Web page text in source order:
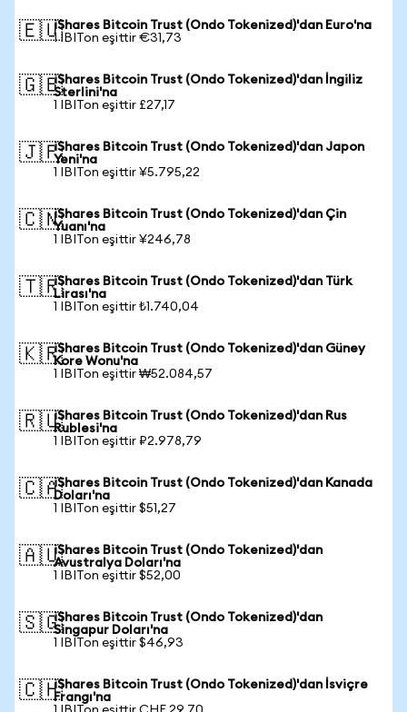
🇪🇺iShares Bitcoin Trust (Ondo Tokenized)'dan Euro'na
1 IBITon eşittir €31,73
🇬🇧iShares Bitcoin Trust (Ondo Tokenized)'dan İngiliz
Sterlini'na
1 IBITon eşittir £27,17
🇯🇵iShares Bitcoin Trust (Ondo Tokenized)'dan Japon
Yeni'na
1 IBITon eşittir ¥5.795,22
🇨🇳iShares Bitcoin Trust (Ondo Tokenized)'dan Çin
Yuanı'na
1 IBITon eşittir ¥246,78
🇹🇷iShares Bitcoin Trust (Ondo Tokenized)'dan Türk
Lirası'na
1 IBITon eşittir ₺1.740,04
🇰🇷iShares Bitcoin Trust (Ondo Tokenized)'dan Güney
Kore Wonu'na
1 IBITon eşittir ₩52.084,57
🇷🇺iShares Bitcoin Trust (Ondo Tokenized)'dan Rus
Rublesi'na
1 IBITon eşittir ₽2.978,79
🇨🇦iShares Bitcoin Trust (Ondo Tokenized)'dan Kanada
Doları'na
1 IBITon eşittir $51,27
🇦🇺iShares Bitcoin Trust (Ondo Tokenized)'dan
Avustralya Doları'na
1 IBITon eşittir $52,00
🇸🇬iShares Bitcoin Trust (Ondo Tokenized)'dan
Singapur Doları'na
1 IBITon eşittir $46,93
🇨🇭iShares Bitcoin Trust (Ondo Tokenized)'dan İsviçre
Frangı'na